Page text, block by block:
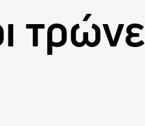
τρώνε